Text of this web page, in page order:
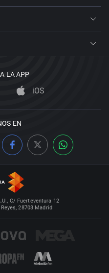
LA APP
iOS
EN
C/ Fuerteventura 12
28703 Madrid